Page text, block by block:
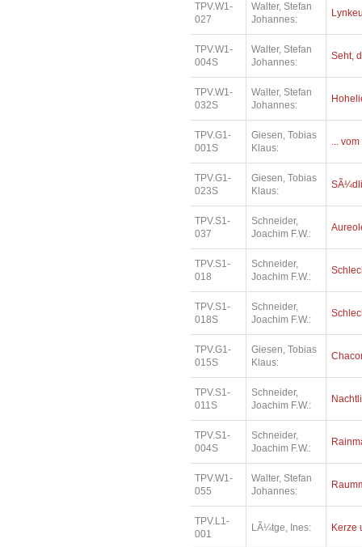
TPV.W1-
027
Walter, Stefan
Johannes:
TPV.W1-
004S
Walter, Stefan
Johannes:
Seht,
TPV.W1-
032S
Walter, Stefan
Johannes:
TPV.G1-
001S
Giesen, Tobias
Klaus:
...
TPV.G1-
023S
Giesen, Tobias
Klaus:
TPV.S1-
037
Schneider,
Joachim F.W.:
TPV.S1-
018
Schneider,
Joachim F.W.:
TPV.S1-
018S
Schneider,
Joachim F.W.:
TPV.G1-
015S
Giesen, Tobias
Klaus:
TPV.S1-
011S
Schneider,
Joachim F.W.:
TPV.S1-
004S
Schneider,
Joachim F.W.:
TPV.W1-
055
Walter, Stefan
Johannes:
TPV.L1-
001
LÃ¼tge, Ines: Kerze